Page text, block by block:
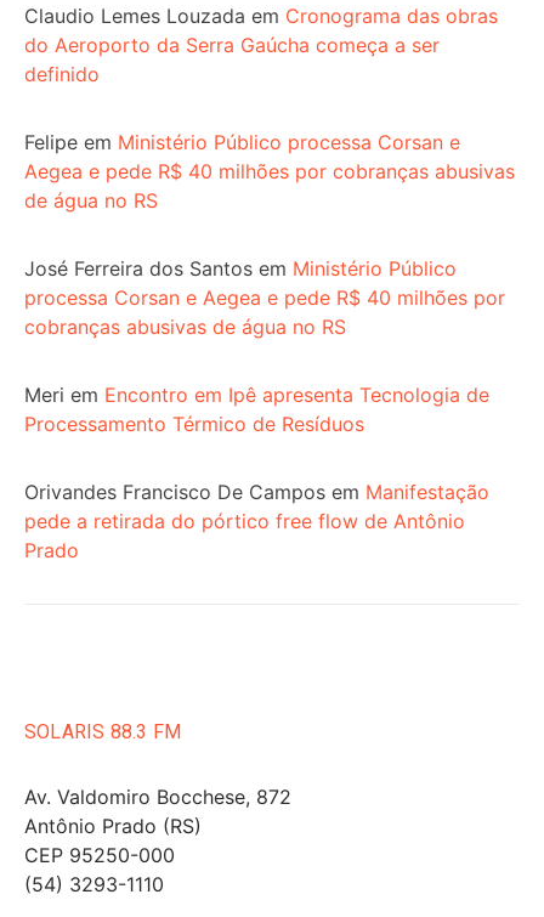
Claudio Lemes Louzada em Cronograma das obras
do Aeroporto da Serra Gaúcha começa a ser
definido
Felipe em Ministério Público processa Corsan e
Aegea e pede R$ 40 milhões por cobranças abusivas
de água no RS
José Ferreira dos Santos em Ministério Público
processa Corsan e Aegea e pede R$ 40 milhões por
cobranças abusivas de água no RS
Meri em Encontro em Ipê apresenta Tecnologia de
Processamento Térmico de Resíduos
Orivandes Francisco De Campos em Manifestação
pede a retirada do pórtico free flow de Antônio
Prado
SOLARIS 88.3 FM
Av. Valdomiro Bocchese, 872
Antônio Prado (RS)
CEP 95250-000
(54) 3293-1110